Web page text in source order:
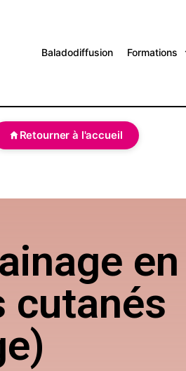
Baladodiffusion Formations
Retourner à l'accueil
en
cutanés